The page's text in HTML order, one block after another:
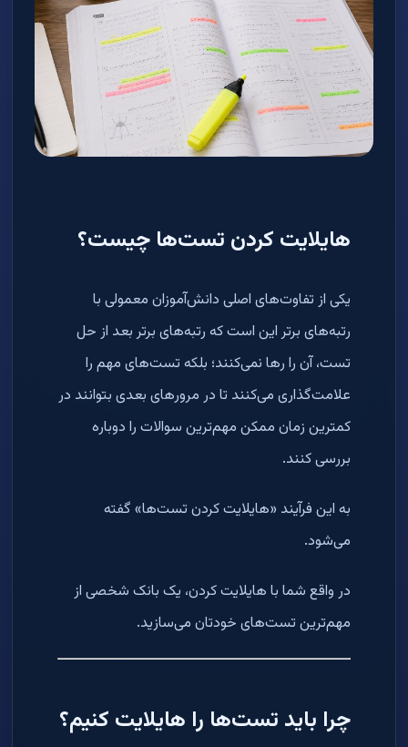
هایلایت کردن تست‌ها چیست؟
یکی از تفاوت‌های اصلی دانش‌آموزان معمولی با
رتبه‌های برتر این است که رتبه‌های برتر بعد از حل
تست، آن را رها نمی‌کنند؛ بلکه تست‌های مهم را
علامت‌گذاری می‌کنند تا در مرورهای بعدی بتوانند در
کمترین زمان ممکن مهم‌ترین سوالات را دوباره
بررسی کنند.
به این فرآیند «هایلایت کردن تست‌ها» گفته
می‌شود.
در واقع شما با هایلایت کردن، یک بانک شخصی از
مهم‌ترین تست‌های خودتان می‌سازید.
چرا باید تست‌ها را هایلایت کنیم؟